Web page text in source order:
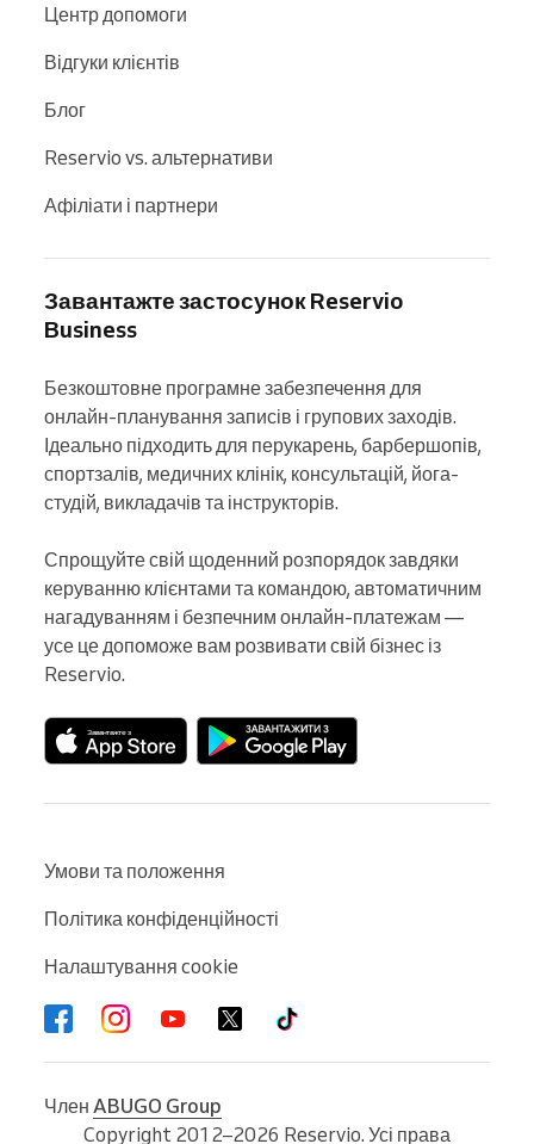
Центр допомоги
Відгуки клієнтів
Блог
Reservio vs. альтернативи
Афіліати і партнери
Завантажте застосунок Reservio
Business
Безкоштовне програмне забезпечення для
онлайн-планування записів і групових заходів.
Ідеально підходить для перукарень, барбершопів,
спортзалів, медичних клінік, консультацій, йога-
студій, викладачів та інструкторів.
Спрощуйте свій щоденний розпорядок завдяки
керуванню клієнтами та командою, автоматичним
нагадуванням і безпечним онлайн-платежам —
усе це допоможе вам розвивати свій бізнес із
Reservio.
Умови та положення
Політика конфіденційності
Налаштування cookie
Член ABUGO Group
Copyright 2012–2026 Reservio. Усі права